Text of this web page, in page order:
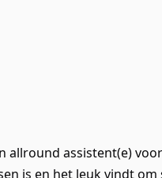
allround assistent(e)
is en het leuk vindt om